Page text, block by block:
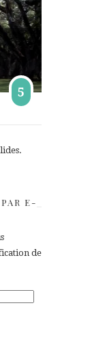
5
E-
de